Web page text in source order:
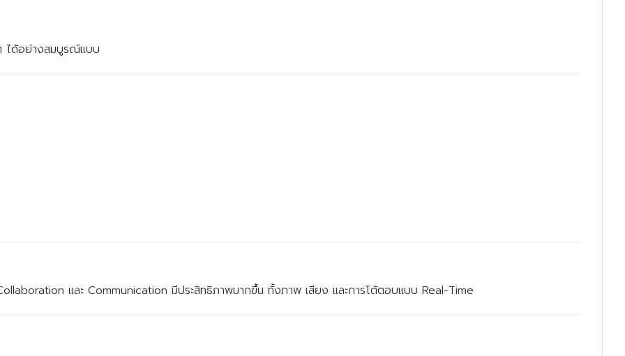
ได้อย่างสมบูรณ์แบบ
และ Communication มีประสิทธิภาพมากขึ้น ทั้งภาพ เสียง และการโต้ตอบแบบ Real-Time